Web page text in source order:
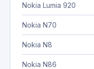
Nokia Lumia 920
Nokia N70
Nokia N8
Nokia N86